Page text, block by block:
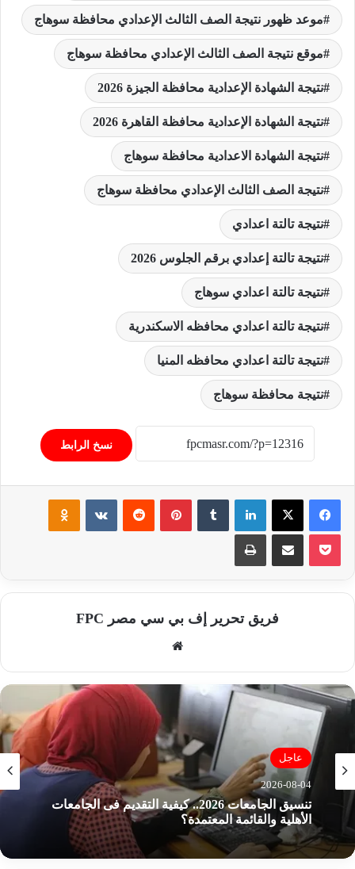
موعد ظهور نتيجة الصف الثالث الإعدادي محافظة سوهاج
موقع نتيجة الصف الثالث الإعدادي محافظة سوهاج
نتيجة الشهادة الإعدادية محافظة الجيزة 2026
نتيجة الشهادة الإعدادية محافظة القاهرة 2026
نتيجة الشهادة الاعدادية محافظة سوهاج
نتيجة الصف الثالث الإعدادي محافظة سوهاج
نتيجة تالتة اعدادي
نتيجة تالتة إعدادي برقم الجلوس 2026
نتيجة تالتة اعدادي سوهاج
نتيجة تالتة اعدادي محافظه الاسكندرية
نتيجة تالتة اعدادي محافظه المنيا
نتيجة محافظة سوهاج
نسخ الرابط
فيسبوك ‫X لينكدإن بينتيريست
فريق تحرير إف بي سي مصر FPC
الوي
ب
عاجل
2026-08-04
وزارة اعمل تعلن عن 1100 فرصة عمل في مجالات
الإنتاج والهندسة والتشغيل